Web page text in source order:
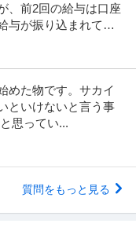
、前2回の給与は口座
与が振り込まれてい
めた物です。サカイ
といけないと言う事
思ってい...
質問をもっと見る